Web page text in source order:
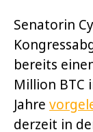
Senatorin
bereits
Million BTC
Jahre
derzeit in